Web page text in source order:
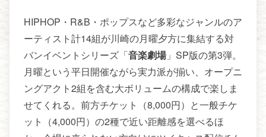
HIPHOP・R&B・ポップスなど多彩なジャンルのア
ーティスト計14組が川崎の月曜夕方に集結する対
バンイベントシリーズ「音楽劇場」SP版の第3弾。
月曜という平日開催ながら実力派が揃い、オープニ
ングアクト2組を含む大ボリュームの構成で楽しま
せてくれる。前方チケット（8,000円）と一般チケ
ット（4,000円）の2種で近い距離感を選べるほ